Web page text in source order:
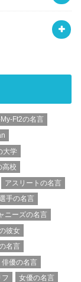
Ft2の名言
大学
高校
アスリートの名言
手の名言
ニーズの名言
彼女
名言
俳優の名言
フ 女優の名言